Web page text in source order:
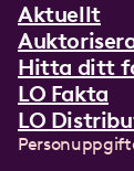
Aktuellt
Hitta ditt
LO Fakta
LO